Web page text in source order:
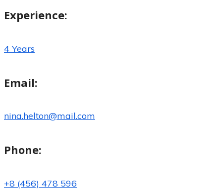
Experience:
4 Years
Email:
nina.helton@mail.com
Phone:
+8 (456) 478 596